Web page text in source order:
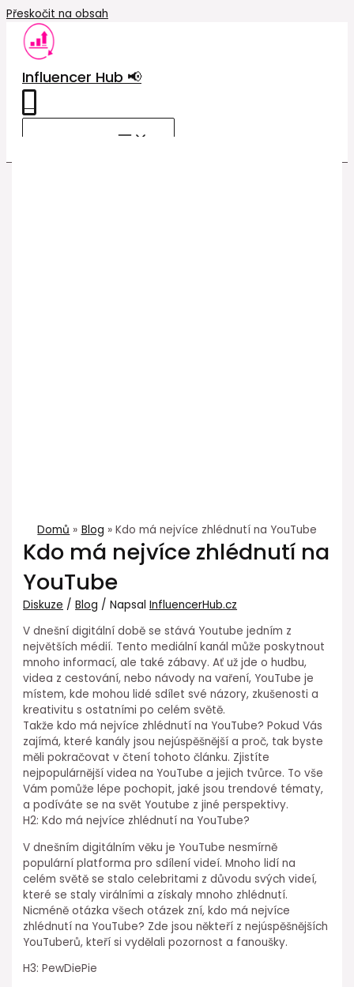
Přeskočit na obsah
Influencer Hub 📢
Domů Blog Kdo má nejvíce zhlédnutí na YouTube
Kdo má nejvíce zhlédnutí na
YouTube
Diskuze /Blog / NapsalInfluencerHub.cz
V dnešní digitální době se stává Youtube jedním z
největších médií. Tento mediální kanál může poskytnout
mnoho informací, ale také zábavy. Ať už jde o hudbu,
videa z cestování, nebo návody na vaření, YouTube je
místem, kde mohou lidé sdílet své názory, zkušenosti a
kreativitu s ostatními po celém světě.
Takže kdo má nejvíce zhlédnutí na YouTube? Pokud Vás
zajímá, které kanály jsou nejúspěšnější a proč, tak byste
měli pokračovat v čtení tohoto článku. Zjistíte
nejpopulárnější videa na YouTube a jejich tvůrce. To vše
Vám pomůže lépe pochopit, jaké jsou trendové tématy,
a podíváte se na svět Youtube z jiné perspektivy.
H2: Kdo má nejvíce zhlédnutí na YouTube?
V dnešním digitálním věku je YouTube nesmírně
populární platforma pro sdílení videí. Mnoho lidí na
celém světě se stalo celebritami z důvodu svých videí,
které se staly virálními a získaly mnoho zhlédnutí.
Nicméně otázka všech otázek zní, kdo má nejvíce
zhlédnutí na YouTube? Zde jsou někteří z nejúspěšnějších
YouTuberů, kteří si vydělali pozornost a fanoušky.
H3: PewDiePie